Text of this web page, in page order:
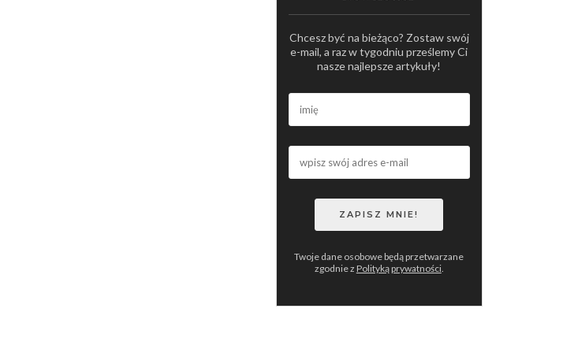
Chcesz być na bieżąco? Zostaw swój
e-mail, a raz w tygodniu prześlemy Ci
nasze najlepsze artykuły!
Twoje dane osobowe będą przetwarzane
zgodnie z Polityką prywatności.